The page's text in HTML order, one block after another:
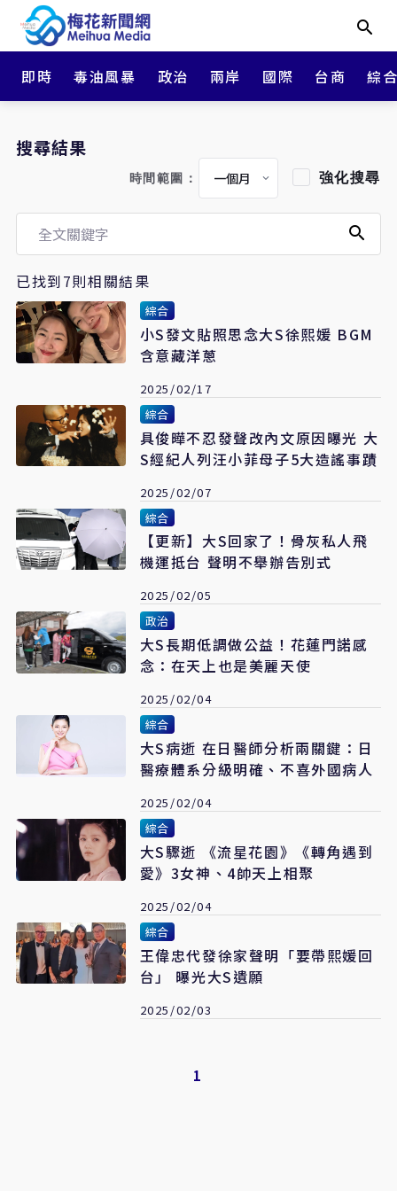
即時 毒油風暴 政治 兩岸 國際 台商 綜
搜尋結果
時間範圍： 強化搜尋
已找到7則相關結果
綜合
小S發文貼照思念大S徐熙媛 BGM
含意藏洋蔥
2025/02/17
綜合
具俊曄不忍發聲改內文原因曝光 大
S經紀人列汪小菲母子5大造謠事蹟
2025/02/07
綜合
【更新】大S回家了！骨灰私人飛
機運抵台 聲明不舉辦告別式
2025/02/05
政治
大S長期低調做公益！花蓮門諾感
念：在天上也是美麗天使
2025/02/04
綜合
大S病逝 在日醫師分析兩關鍵：日
醫療體系分級明確、不喜外國病人
2025/02/04
綜合
大S驟逝 《流星花園》《轉角遇到
愛》3女神、4帥天上相聚
2025/02/04
綜合
王偉忠代發徐家聲明「要帶熙媛回
台」 曝光大S遺願
2025/02/03
1